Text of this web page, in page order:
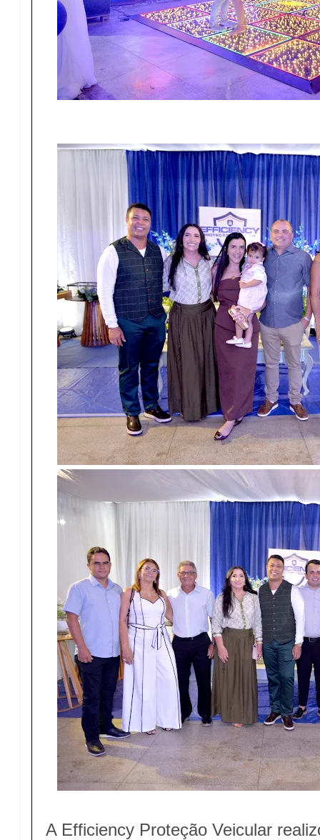
A Efficiency Proteção Veicular